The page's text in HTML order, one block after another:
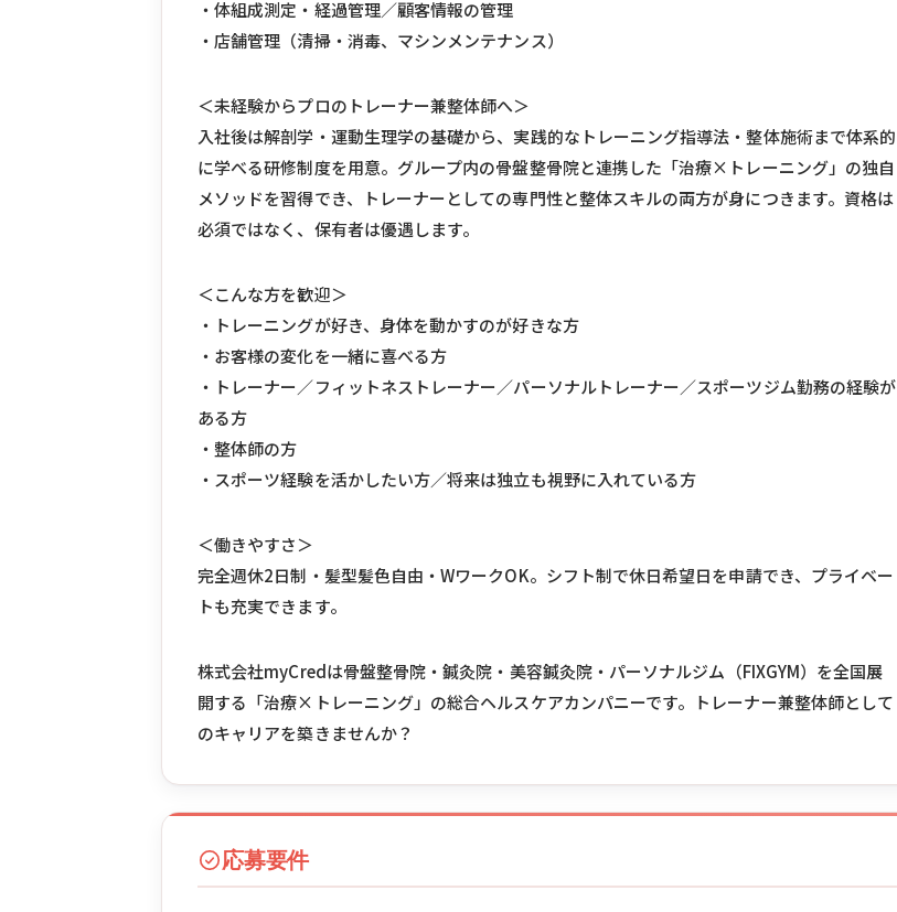
・体組成測定・経過管理／顧客情報の管理
・店舗管理（清掃・消毒、マシンメンテナンス）
＜未経験からプロのトレーナー兼整体師へ＞
入社後は解剖学・運動生理学の基礎から、実践的なトレーニング指導法・整体施術まで体系的
に学べる研修制度を用意。グループ内の骨盤整骨院と連携した「治療×トレーニング」の独自
メソッドを習得でき、トレーナーとしての専門性と整体スキルの両方が身につきます。資格は
必須ではなく、保有者は優遇します。
＜こんな方を歓迎＞
・トレーニングが好き、身体を動かすのが好きな方
・お客様の変化を一緒に喜べる方
・トレーナー／フィットネストレーナー／パーソナルトレーナー／スポーツジム勤務の経験が
ある方
・整体師の方
・スポーツ経験を活かしたい方／将来は独立も視野に入れている方
＜働きやすさ＞
完全週休2日制・髪型髪色自由・WワークOK。シフト制で休日希望日を申請でき、プライベー
トも充実できます。
株式会社myCredは骨盤整骨院・鍼灸院・美容鍼灸院・パーソナルジム（FIXGYM）を全国展
開する「治療×トレーニング」の総合ヘルスケアカンパニーです。トレーナー兼整体師として
のキャリアを築きませんか？
応募要件